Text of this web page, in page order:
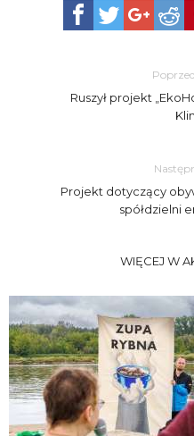
Ruszył projekt
Projekt dotyczący
spółdzielni
WIĘCEJ W